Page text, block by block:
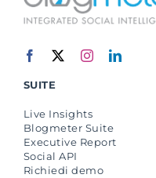
SUITE
Live Insights
Blogmeter Suite
Executive Report
Social API
Richiedi demo